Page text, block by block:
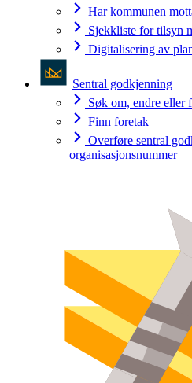
Har kommunen
Sjekkliste for tilsyn
Digitalisering av
Sentral godkjenning
Søk om, endre eller
Finn foretak
Overføre sentral
organisasjonsnummer